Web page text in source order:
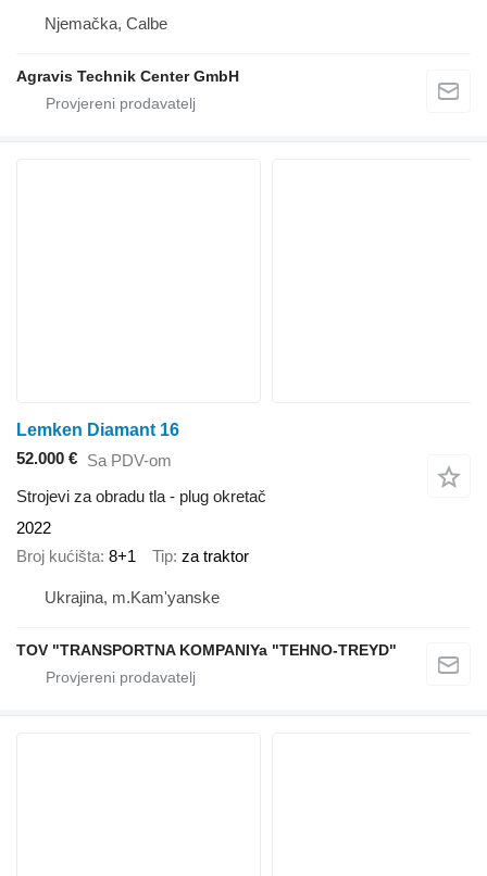
Njemačka, Calbe
Agravis Technik Center GmbH
Lemken Diamant 16
52.000 € Sa PDV-om
Strojevi za obradu tla - plug okretač
2022
Broj kućišta 8+1 Tip za traktor
Ukrajina, m.Kam'yanske
TOV "TRANSPORTNA KOMPANIYa "TEHNO-TREYD"